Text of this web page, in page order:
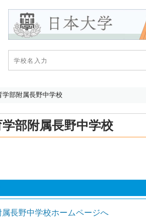
学部附属長野中学校
部附属長野中学校
長野中学校ホームページへ